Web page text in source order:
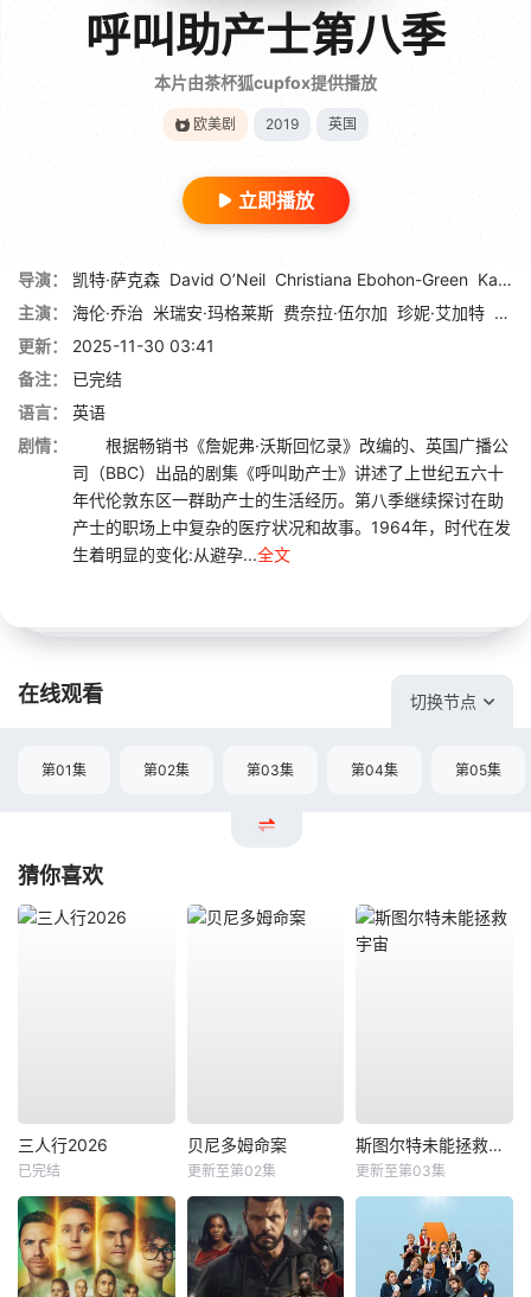
呼叫助产士第八季
本片由茶杯狐cupfox提供播放
欧美剧 2019 英国
立即播放
导演： 凯特·萨克森 David O’Neil Christiana Ebohon-Green Kate Cheeseman
主演：
海伦·乔治 米瑞安·玛格莱斯 费奈拉·伍尔加 珍妮·艾加特 劳拉
更新：
2025-11-30 03:41
备注：
已完结
语言：
英语
剧情：
根据畅销书《詹妮弗·沃斯回忆录》改编的、英国广播公
司（BBC）出品的剧集《呼叫助产士》讲述了上世纪五六十
年代伦敦东区一群助产士的生活经历。第八季继续探讨在助
产士的职场上中复杂的医疗状况和故事。1964年，时代在发
生着明显的变化:从避孕...全文
在线观看 切换节点
第01集 第02集 第03集 第04集 第05集
猜你喜欢
三人行2026
已完结
贝尼多姆命案
更新至第02集
斯图尔特未能拯救宇宙
更新至第03集